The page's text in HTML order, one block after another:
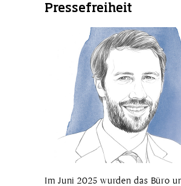
Pressefreiheit
Im Juni 2025 wurden das Büro